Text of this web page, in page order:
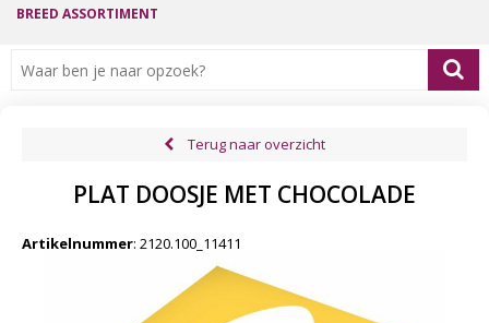
BREED ASSORTIMENT
Terug naar overzicht
PLAT DOOSJE MET CHOCOLADE
Artikelnummer: 2120.100_11411